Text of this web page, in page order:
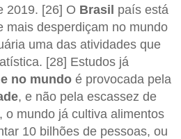
2019. [26] O Brasil país está
mais desperdiçam no mundo
uma das atividades que
[28] Estudos já
no mundo é provocada pela
, e não pela escassez de
o mundo já cultiva alimentos
10 bilhões de pessoas, ou